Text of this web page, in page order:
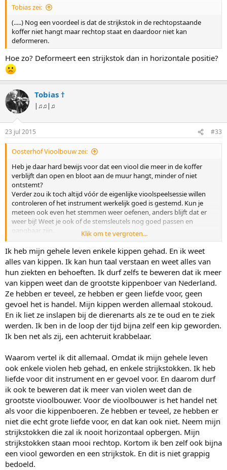
Tobias zei:
(.....) Nog een voordeel is dat de strijkstok in de rechtopstaande
koffer niet hangt maar rechtop staat en daardoor niet kan
deformeren.
Hoe zo? Deformeert een strijkstok dan in horizontale positie?
Tobias †
|♫♫|♫
23 jul 2015 #33
Oosterhof Vioolbouw zei:
Heb je daar hard bewijs voor dat een viool die meer in de koffer
verblijft dan open en bloot aan de muur hangt, minder of niet
ontstemt?
Verder zou ik toch altijd vóór de eigenlijke vioolspeelsessie willen
controleren of het instrument werkelijk goed is gestemd. Kun je
meteen ook even het stemmen weer oefenen, anders blijft dat er
weer bij! Weet je ook of de stemsleutels nog goed passen en
gangbaar zijn.
Hoe zo? Deformeert een strijkstok dan in horizontale positie?
Klik om te vergroten...
Ik heb mijn gehele leven enkele kippen gehad. En ik weet
alles van kippen. Ik kan hun taal verstaan en weet alles van
hun ziekten en behoeften. Ik durf zelfs te beweren dat ik meer
van kippen weet dan de grootste kippenboer van Nederland.
Ze hebben er teveel, ze hebben er geen liefde voor, geen
gevoel het is handel. Mijn kippen werden allemaal stokoud.
En ik liet ze inslapen bij de dierenarts als ze te oud en te ziek
werden. Ik ben in de loop der tijd bijna zelf een kip geworden.
Ik ben net als zij, een achteruit krabbelaar.
Waarom vertel ik dit allemaal. Omdat ik mijn gehele leven
ook enkele violen heb gehad, en enkele strijkstokken. Ik heb
liefde voor dit instrument en er gevoel voor. En daarom durf
ik ook te beweren dat ik meer van violen weet dan de
grootste vioolbouwer. Voor de vioolbouwer is het handel net
als voor die kippenboeren. Ze hebben er teveel, ze hebben er
niet die echt grote liefde voor, en dat kan ook niet. Neem mijn
strijkstokken die zal ik nooit horizontaal opbergen. Mijn
strijkstokken staan mooi rechtop. Kortom ik ben zelf ook bijna
een viool geworden en een strijkstok. En dit is niet grappig
bedoeld.